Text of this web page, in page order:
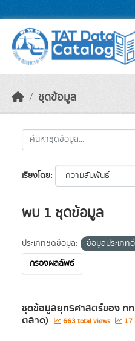
ชุดข้อมูล
เรียงโดย
พบ 1 ชุดข้อมูล
ประเภทชุดข้อมูล: ข้อมูลประเภท
กรองผลลัพธ์
ชุดข้อมูลยุทธศาสตร์ของ ทท
ตลาด) 663 total views 17